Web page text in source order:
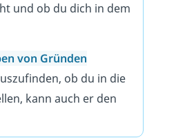
und ob du dich in dem
von Gründen
ob du in die
kann auch er den